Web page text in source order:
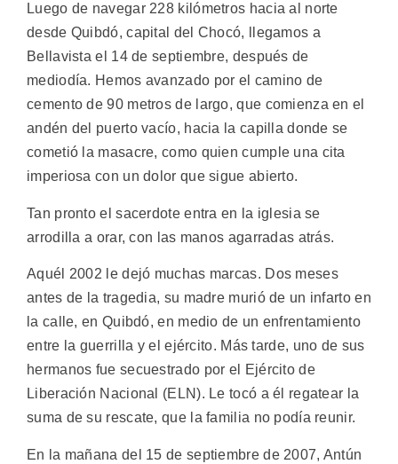
Luego de navegar 228 kilómetros hacia al norte
desde Quibdó, capital del Chocó, llegamos a
Bellavista el 14 de septiembre, después de
mediodía. Hemos avanzado por el camino de
cemento de 90 metros de largo, que comienza en el
andén del puerto vacío, hacia la capilla donde se
cometió la masacre, como quien cumple una cita
imperiosa con un dolor que sigue abierto.
Tan pronto el sacerdote entra en la iglesia se
arrodilla a orar, con las manos agarradas atrás.
Aquél 2002 le dejó muchas marcas. Dos meses
antes de la tragedia, su madre murió de un infarto en
la calle, en Quibdó, en medio de un enfrentamiento
entre la guerrilla y el ejército. Más tarde, uno de sus
hermanos fue secuestrado por el Ejército de
Liberación Nacional (ELN). Le tocó a él regatear la
suma de su rescate, que la familia no podía reunir.
En la mañana del 15 de septiembre de 2007, Antún